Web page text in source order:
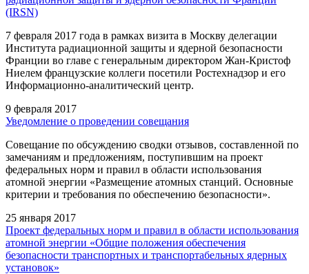
(IRSN)
7 февраля 2017 года в рамках визита в Москву делегации
Института радиационной защиты и ядерной безопасности
Франции во главе с генеральным директором Жан-Кристоф
Ниелем французские коллеги посетили Ростехнадзор и его
Информационно-аналитический центр.
9 февраля 2017
Уведомление о проведении совещания
Совещание по обсуждению сводки отзывов, составленной по
замечаниям и предложениям, поступившим на проект
федеральных норм и правил в области использования
атомной энергии «Размещение атомных станций. Основные
критерии и требования по обеспечению безопасности».
25 января 2017
Проект федеральных норм и правил в области использования
атомной энергии «Общие положения обеспечения
безопасности транспортных и транспортабельных ядерных
установок»